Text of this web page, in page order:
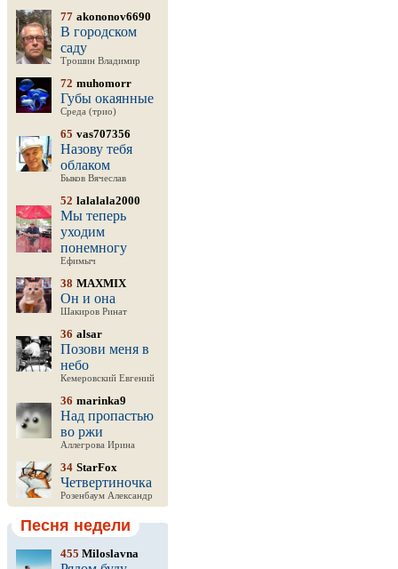
77 akononov6690
В городском
саду
Трошин Владимир
72 muhomorr
Губы окаянные
Среда (трио)
65 vas707356
Назову тебя
облаком
Быков Вячеслав
52 lalalala2000
Мы теперь
уходим
понемногу
Ефимыч
38 MAXMIX
Он и она
Шакиров Ринат
36 alsar
Позови меня в
небо
Кемеровский Евгений
36 marinka9
Над пропастью
во ржи
Аллегрова Ирина
34 StarFox
Четвертиночка
Розенбаум Александр
Песня недели
455 Miloslavna